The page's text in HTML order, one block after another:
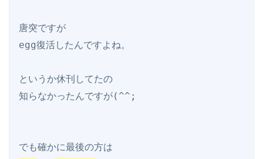
唐突ですが
egg復活したんですよね。
というか休刊してたの
知らなかったんですが(^^;